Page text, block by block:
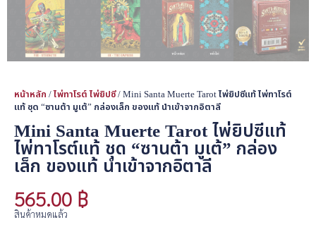
หน้าหลัก /ไพ่ทาโรต์ ไพ่ยิปซี/ Mini Santa Muerte Tarot ไพ่ยิปซีแท้ ไพ่ทาโรต์
แท้ ชุด “ซานต้า มูเต้” กล่องเล็ก ของแท้ นำเข้าจากอิตาลี
Mini Santa Muerte Tarot ไพ่ยิปซีแท้
ไพ่ทาโรต์แท้ ชุด “ซานต้า มูเต้” กล่อง
เล็ก ของแท้ นำเข้าจากอิตาลี
565.00 ฿
สินค้าหมดแล้ว